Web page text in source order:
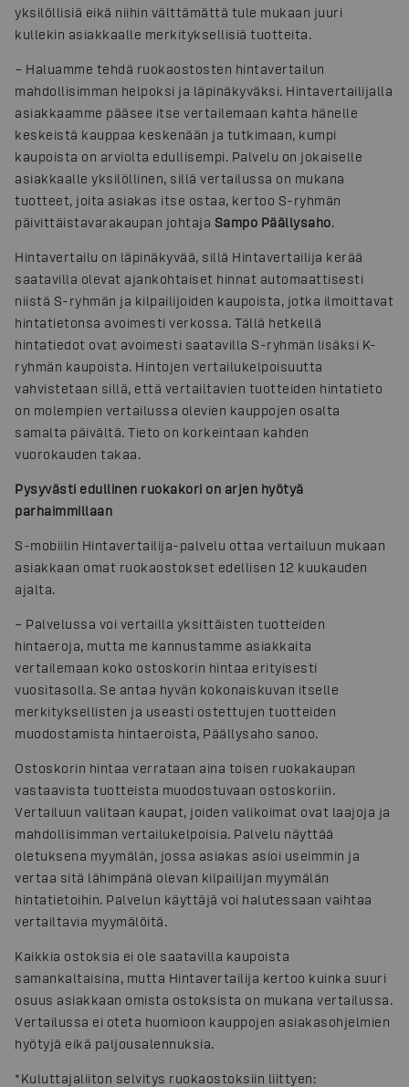
yksilöllisiä eikä niihin välttämättä tule mukaan juuri
kullekin asiakkaalle merkityksellisiä tuotteita.
– Haluamme tehdä ruokaostosten hintavertailun
mahdollisimman helpoksi ja läpinäkyväksi. Hintavertailijalla
asiakkaamme pääsee itse vertailemaan kahta hänelle
keskeistä kauppaa keskenään ja tutkimaan, kumpi
kaupoista on arviolta edullisempi. Palvelu on jokaiselle
asiakkaalle yksilöllinen, sillä vertailussa on mukana
tuotteet, joita asiakas itse ostaa, kertoo S-ryhmän
päivittäistavarakaupan johtaja Sampo Päällysaho.
Hintavertailu on läpinäkyvää, sillä Hintavertailija kerää
saatavilla olevat ajankohtaiset hinnat automaattisesti
niistä S-ryhmän ja kilpailijoiden kaupoista, jotka ilmoittavat
hintatietonsa avoimesti verkossa. Tällä hetkellä
hintatiedot ovat avoimesti saatavilla S-ryhmän lisäksi K-
ryhmän kaupoista. Hintojen vertailukelpoisuutta
vahvistetaan sillä, että vertailtavien tuotteiden hintatieto
on molempien vertailussa olevien kauppojen osalta
samalta päivältä. Tieto on korkeintaan kahden
vuorokauden takaa.
Pysyvästi edullinen ruokakori on arjen hyötyä
parhaimmillaan
S-mobiilin Hintavertailija-palvelu ottaa vertailuun mukaan
asiakkaan omat ruokaostokset edellisen 12 kuukauden
ajalta.
– Palvelussa voi vertailla yksittäisten tuotteiden
hintaeroja, mutta me kannustamme asiakkaita
vertailemaan koko ostoskorin hintaa erityisesti
vuositasolla. Se antaa hyvän kokonaiskuvan itselle
merkityksellisten ja useasti ostettujen tuotteiden
muodostamista hintaeroista, Päällysaho sanoo.
Ostoskorin hintaa verrataan aina toisen ruokakaupan
vastaavista tuotteista muodostuvaan ostoskoriin.
Vertailuun valitaan kaupat, joiden valikoimat ovat laajoja ja
mahdollisimman vertailukelpoisia. Palvelu näyttää
oletuksena myymälän, jossa asiakas asioi useimmin ja
vertaa sitä lähimpänä olevan kilpailijan myymälän
hintatietoihin. Palvelun käyttäjä voi halutessaan vaihtaa
vertailtavia myymälöitä.
Kaikkia ostoksia ei ole saatavilla kaupoista
samankaltaisina, mutta Hintavertailija kertoo kuinka suuri
osuus asiakkaan omista ostoksista on mukana vertailussa.
Vertailussa ei oteta huomioon kauppojen asiakasohjelmien
hyötyjä eikä paljousalennuksia.
*Kuluttajaliiton selvitys ruokaostoksiin liittyen: